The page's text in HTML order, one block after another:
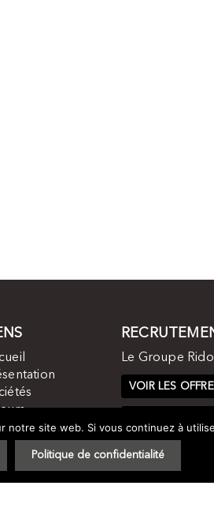
Le Groupe
VOIR LES
notre site web. Si vous continuez à
Politique de confidentialité